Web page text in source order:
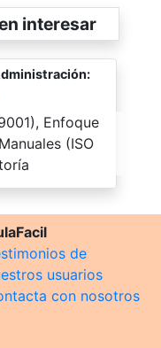
interesar
Enfoque
(ISO
de
usuarios
con nosotros